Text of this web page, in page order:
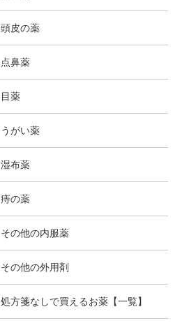
頭皮の薬
点鼻薬
目薬
うがい薬
湿布薬
痔の薬
その他の内服薬
その他の外用剤
処方箋なしで買えるお薬【一覧】